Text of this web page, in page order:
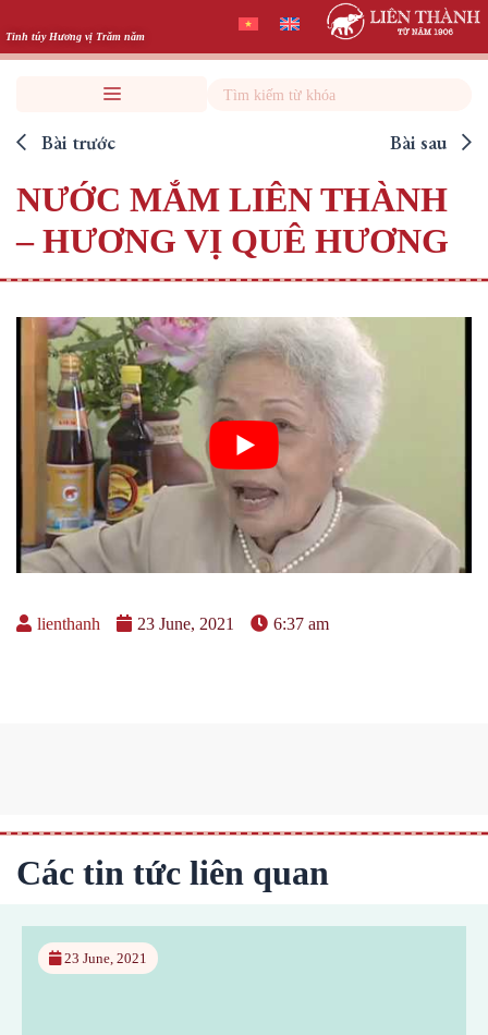
to
content
Tinh túy Hương vị Trăm năm
Search
Bài trước Bài sau
NƯỚC MẮM LIÊN THÀNH
– HƯƠNG VỊ QUÊ HƯƠNG
lienthanh 23 June, 2021 6:37 am
Các tin tức liên quan
23 June, 2021